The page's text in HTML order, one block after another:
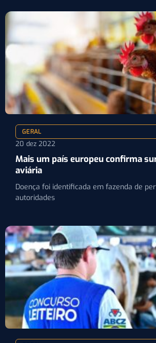
GERAL
20 dez 2022
Mais um país europeu confirma
aviária
Doença foi identificada em fazenda de
autoridades